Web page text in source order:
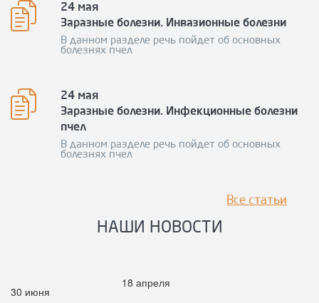
24 мая
Заразные болезни. Инвазионные болезни
В данном разделе речь пойдет об основных
болезнях пчел
24 мая
Заразные болезни. Инфекционные болезни
пчел
В данном разделе речь пойдет об основных
болезнях пчел
Все статьи
НАШИ НОВОСТИ
30 июня
18 апреля